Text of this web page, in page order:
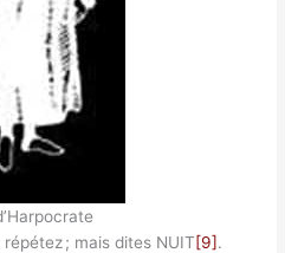
; mais dites NUIT[9].